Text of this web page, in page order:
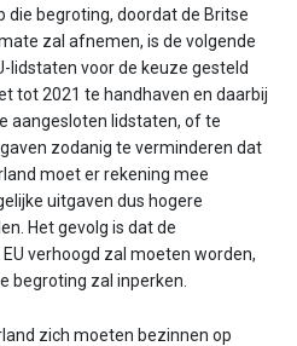
die begroting, doordat de Britse
zal afnemen, is de volgende
lidstaten voor de keuze gesteld
tot 2021 te handhaven en daarbij
aangesloten lidstaten, of te
zodanig te verminderen dat
moet er rekening mee
uitgaven dus hogere
Het gevolg is dat de
verhoogd zal moeten worden,
begroting zal inperken.
zich moeten bezinnen op